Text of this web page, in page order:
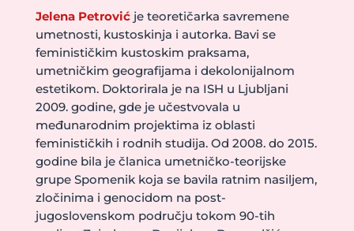
Jelena Petrovićje teoretičarka savremene
umetnosti, kustoskinja i autorka. Bavi se
feminističkim kustoskim praksama,
umetničkim geografijama i dekolonijalnom
estetikom. Doktorirala je na ISH u Ljubljani
2009. godine, gde je učestvovala u
međunarodnim projektima iz oblasti
feminističkih i rodnih studija. Od 2008. do 2015.
godine bila je članica umetničko-teorijske
grupe Spomenik koja se bavila ratnim nasiljem,
zločinima i genocidom na post-
jugoslovenskom području tokom 90-tih